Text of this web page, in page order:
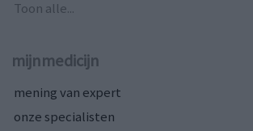
Toon alle...
mijnmedicijn
mening van expert
onze specialisten